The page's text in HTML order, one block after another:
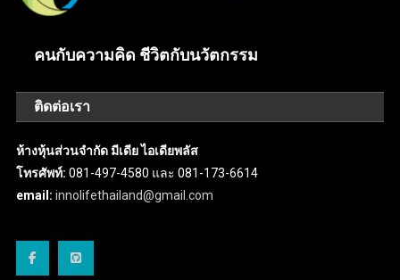
คนกับความคิด ชีวิตกับนวัตกรรม
ติดต่อเรา
ห้างหุ้นส่วนจำกัด มีเดีย ไอเดียพลัส
โทรศัพท์: 081-497-4580 และ 081-173-6614
email: innolifethailand@gmail.com